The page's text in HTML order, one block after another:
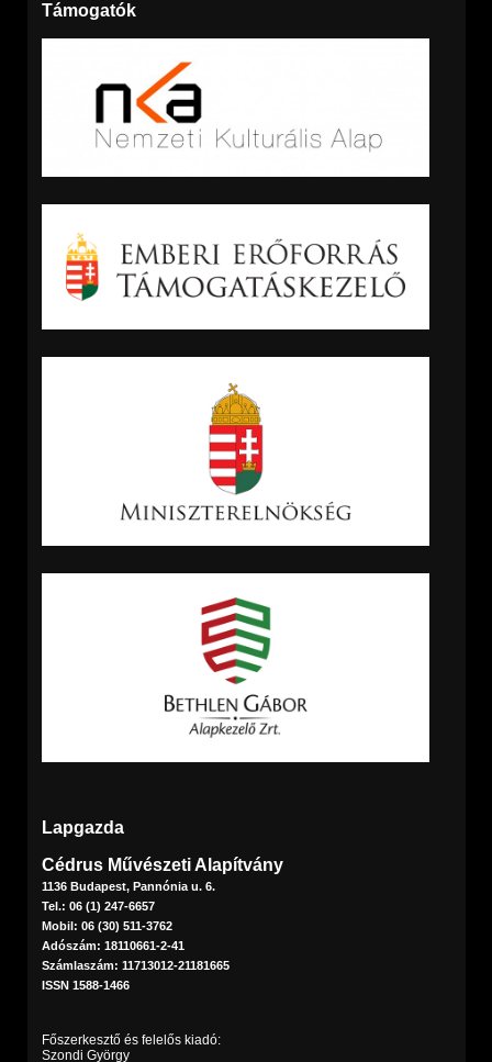
Támogatók
Lapgazda
Cédrus Művészeti Alapítvány
1136 Budapest, Pannónia u. 6.
Tel.: 06 (1) 247-6657
Mobil: 06 (30) 511-3762
Adószám: 18110661-2-41
Számlaszám: 11713012-21181665
ISSN 1588-1466
Főszerkesztő és felelős kiadó:
Szondi György